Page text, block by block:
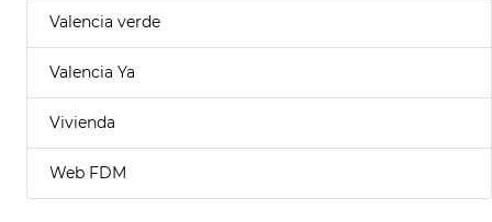
Valencia verde
Valencia Ya
Vivienda
Web FDM